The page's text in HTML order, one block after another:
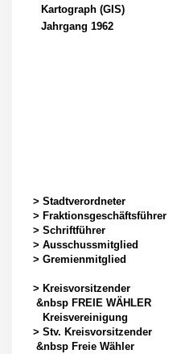
Kartograph (GIS)
Jahrgang 1962
> Stadtverordneter
> Fraktionsgeschäftsführer
> Schriftführer
> Ausschussmitglied
> Gremienmitglied
> Kreisvorsitzender
&nbsp FREIE WÄHLER
Kreisvereinigung
> Stv. Kreisvorsitzender
&nbsp Freie Wähler